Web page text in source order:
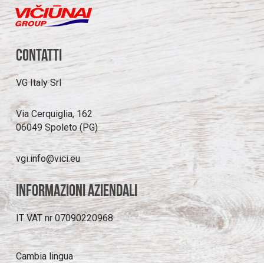
Contatti
VG Italy Srl
Via Cerquiglia, 162
06049 Spoleto (PG)
vgi.info@vici.eu
Informazioni aziendali
IT VAT nr 07090220968
Cambia lingua